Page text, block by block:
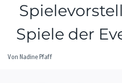
Spiele der
Von Nadine Pfaff